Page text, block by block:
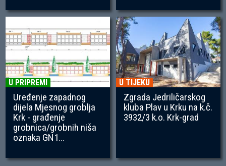
U PRIPREMI
Uređenje zapadnog
dijela Mjesnog groblja
Krk - građenje
grobnica/grobnih niša
oznaka GN1...
U TIJEKU
Zgrada Jedriličarskog
kluba Plav u Krku na k.č.
3932/3 k.o. Krk-grad